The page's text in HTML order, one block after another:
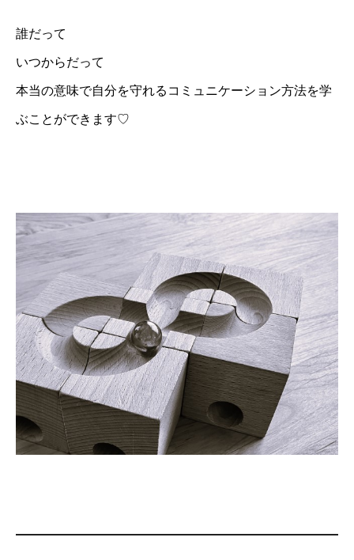
誰だって
いつからだって
本当の意味で自分を守れるコミュニケーション方法を学
ぶことができます♡